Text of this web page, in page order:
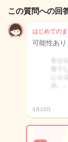
この質問への回
はじめての
可能性あ
3月23日